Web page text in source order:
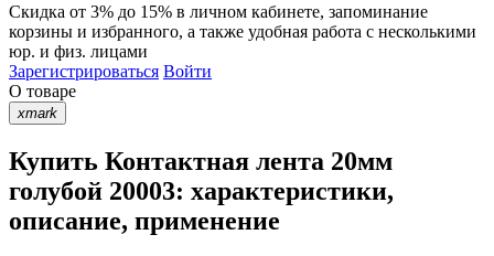
Скидка от 3% до 15% в личном кабинете, запоминание
корзины и избранного, а также удобная работа с несколькими
юр. и физ. лицами
Зарегистрироваться Войти
О товаре
xmark
Купить Контактная лента 20мм
голубой 20003: характеристики,
описание, применение